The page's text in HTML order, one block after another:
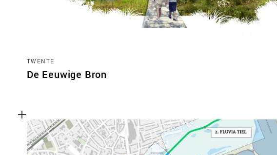
TWENTE
De Eeuwige Bron